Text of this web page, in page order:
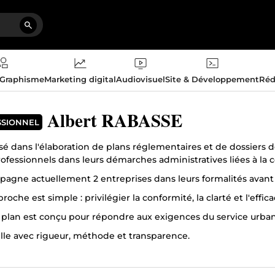
Marketing digitalAudiovisuelSite & Développement
Albert RABASSE
dans l'élaboration de plans réglementaires et de dossiers
dans leurs démarches administratives liées à la
actuellement 2 entreprises dans leurs formalités avant
est simple : privilégier la conformité, la clarté et
plan est conçu pour répondre aux exigences du service
avec rigueur, méthode et transparence.